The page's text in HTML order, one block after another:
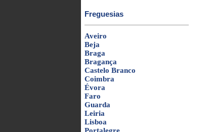
Freguesias
Aveiro
Beja
Braga
Bragança
Castelo Branco
Coimbra
Évora
Faro
Guarda
Leiria
Lisboa